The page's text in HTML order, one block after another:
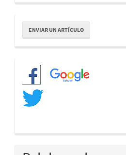
Enviar
un
artículo
ENVIAR UN ARTÍCULO
Redes